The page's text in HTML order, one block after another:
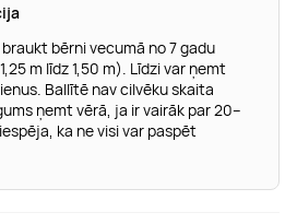
bērni vecumā no 7 gadu
m līdz 1,50 m). Līdzi var ņemt
Ballītē nav cilvēku skaita
ņemt vērā, ja ir vairāk par 20–
ka ne visi var paspēt